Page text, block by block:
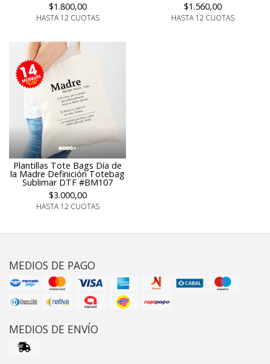
$1.800,00
HASTA 12 CUOTAS
$1.560,00
HASTA 12 CUOTAS
Plantillas Tote Bags Día de
la Madre Definición Totebag
Sublimar DTF #BM107
$3.000,00
HASTA 12 CUOTAS
MEDIOS DE PAGO
MEDIOS DE ENVÍO